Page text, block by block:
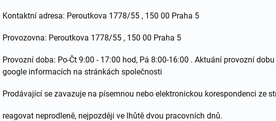
Kontaktní adresa: Peroutkova 1778/55 , 150 00 Praha 5
Provozovna: Peroutkova 1778/55 , 150 00 Praha 5
Provozní doba: Po-Čt 9:00 - 17:00 hod, Pá 8:00-16:00 . Aktuání provozní
google informacích na stránkách společnosti
Prodávající se zavazuje na písemnou nebo elektronickou korespondenci ze
reagovat neprodleně, nejpozději ve lhůtě dvou pracovních dnů.